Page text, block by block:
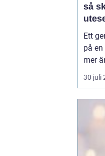
så
Ett
på
mer
och
30 juli